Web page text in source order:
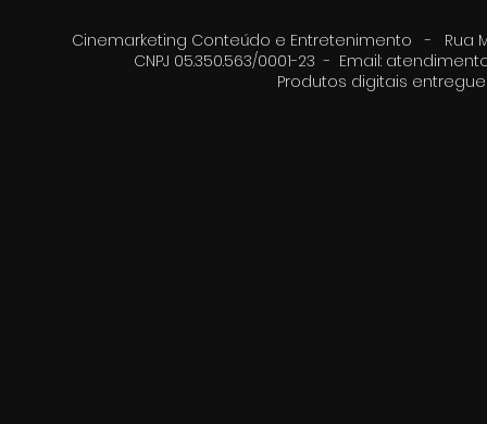
Cinemarketing Conteúdo e Entretenimento - Rua
CNPJ 05.350.563/0001-23 - Email:
Produtos digitais